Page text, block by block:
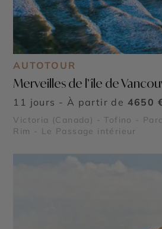
AUTOTOUR
Merveilles de l’île de
11 jours - À partir de 4650
Victoria (Canada) - Tofino -
Rim - Le Passage intérieur